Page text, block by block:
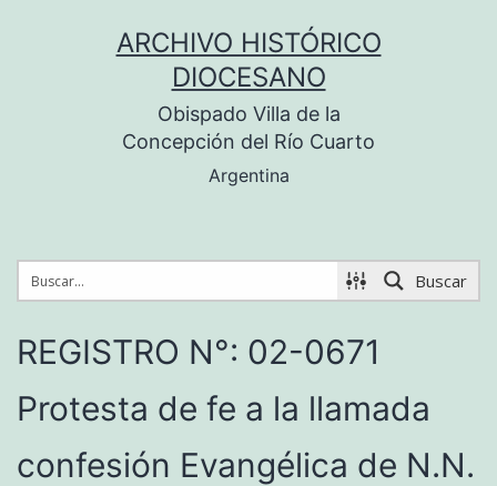
ARCHIVO HISTÓRICO
DIOCESANO
Obispado Villa de la
Concepción del Río Cuarto
Argentina
Buscar
REGISTRO N°: 02-0671
Protesta de fe a la llamada
confesión Evangélica de N.N.